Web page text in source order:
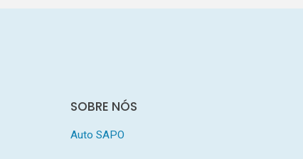
SOBRE NÓS
Auto SAPO